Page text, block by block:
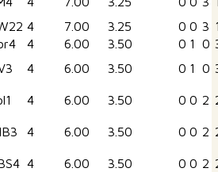
4 7.00 3.25 0 0 3
4 6.00 3.50 0 1 0
4 6.00 3.50 0 1 0
4 6.00 3.50 0 0 2
4 6.00 3.50 0 0 2
4 6.00 3.50 0 0 2